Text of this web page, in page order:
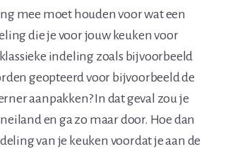
mee moet houden voor wat een
die je voor jouw keuken voor
indeling zoals bijvoorbeeld
geopteerd voor bijvoorbeeld de
aanpakken? In dat geval zou je
en ga zo maar door. Hoe dan
van je keuken voordat je aan de